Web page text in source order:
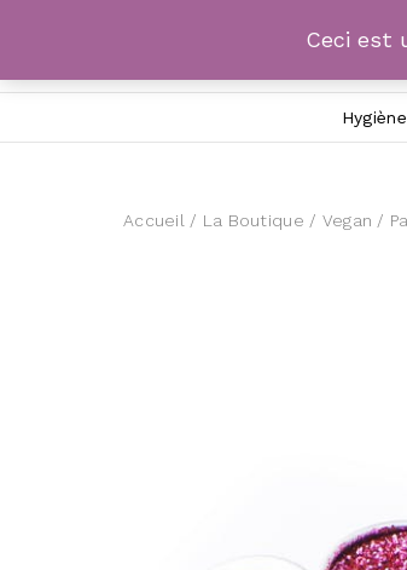
Accueil / La Boutique / Vegan /
Ceci est